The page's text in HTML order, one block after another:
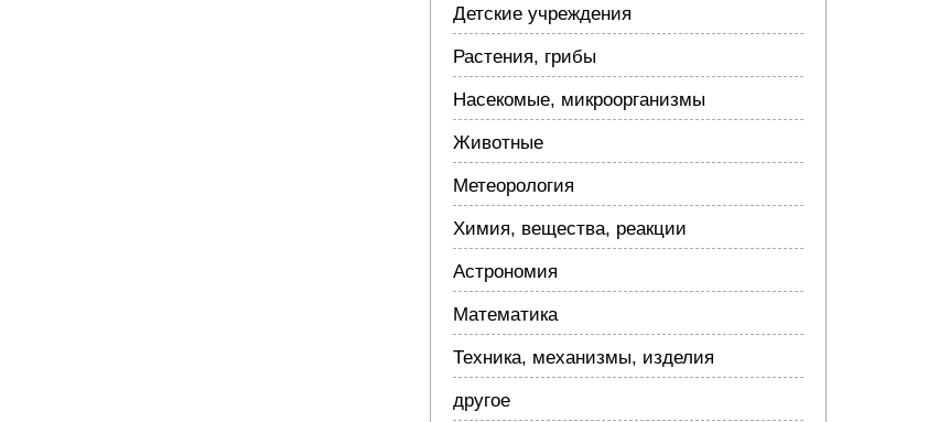
Детские учреждения
Растения, грибы
Насекомые, микроорганизмы
Животные
Метеорология
Химия, вещества, реакции
Астрономия
Математика
Техника, механизмы, изделия
другое